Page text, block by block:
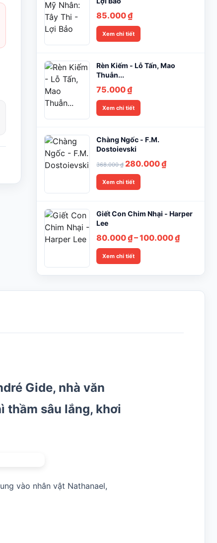
85.000₫
Xem chi tiết
Rèn Kiếm - Lỗ Tấn, Mao
Thuẫn...
75.000₫
Xem chi tiết
Chàng Ngốc - F.M.
Dostoievski
368.000₫ Giá
gốc
là:
280.000₫Giá
280.000 ₫.
Xem chi tiết
Giết Con Chim Nhại - Harper
Lee
80.000₫–100.000₫Khoảng
80.000 ₫
Xem chi tiết
Gide, nhà văn
thầm sâu lắng, khơi
vào nhân vật Nathanael,